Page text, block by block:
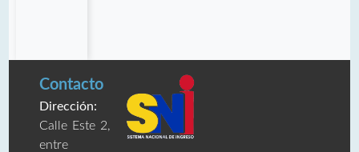
Contacto
Dirección:
Calle Este 2,
entre